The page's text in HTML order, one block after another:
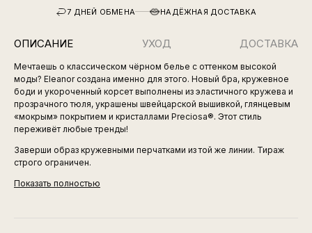
7 ДНЕЙ ОБМЕНА НАДЁЖНАЯ ДОСТАВКА
ОПИСАНИЕ УХОД ДОСТАВКА
Мечтаешь о классическом чёрном белье с оттенком высокой
моды? Eleanor создана именно для этого. Новый бра, кружевное
боди и укороченный корсет выполнены из эластичного кружева и
прозрачного тюля, украшены швейцарской вышивкой, глянцевым
«мокрым» покрытием и кристаллами Preciosa®. Этот стиль
переживёт любые тренды!
Заверши образ кружевными перчатками из той же линии. Тираж
строго ограничен.
Показать полностью